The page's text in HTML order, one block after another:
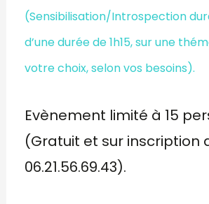
(Sensibilisation/Introspection
d’une durée de 1h15, sur une
votre choix, selon vos besoins).
Evènement limité à 15
(Gratuit et sur inscription
06.21.56.69.43).